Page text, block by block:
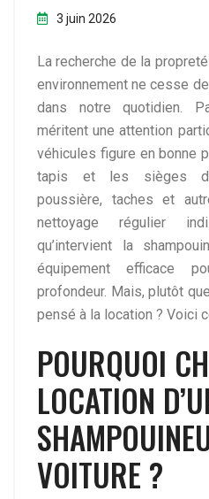
3 juin 2026
La recherche de la
environnement ne cesse
dans notre quotidien.
méritent une attention
véhicules figure en bonne
tapis et les sièges
poussière, taches et
nettoyage régulier
qu’intervient la
équipement efficace
profondeur. Mais, plutôt
pensé à la location ? Voici
POURQUOI
LOCATION
VOITURE ?